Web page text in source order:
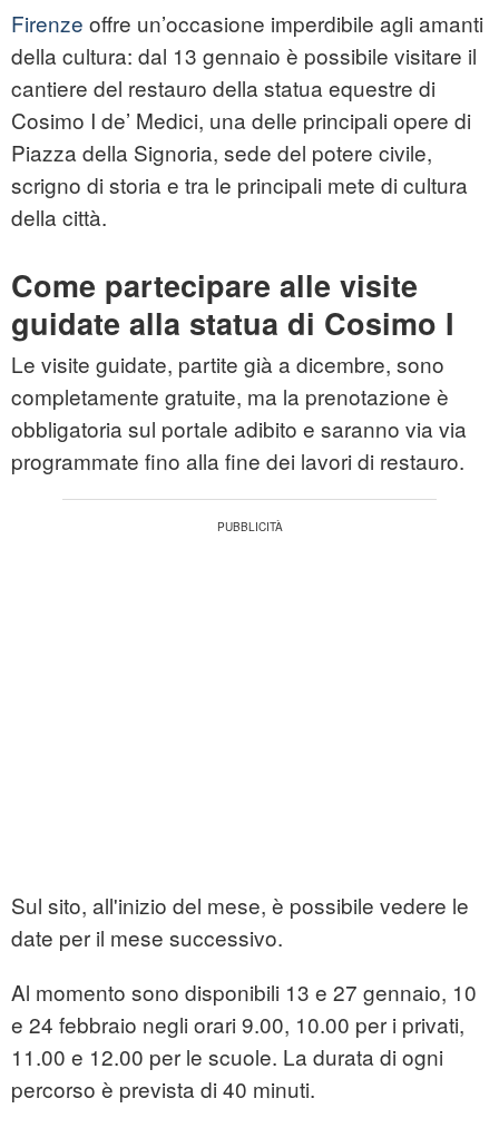
Firenze offre un’occasione imperdibile agli amanti
della cultura: dal 13 gennaio è possibile visitare il
cantiere del restauro della statua equestre di
Cosimo I de’ Medici, una delle principali opere di
Piazza della Signoria, sede del potere civile,
scrigno di storia e tra le principali mete di cultura
della città.
Come partecipare alle visite
guidate alla statua di Cosimo I
Le visite guidate, partite già a dicembre, sono
completamente gratuite, ma la prenotazione è
obbligatoria sul portale adibito e saranno via via
programmate fino alla fine dei lavori di restauro.
Sul sito, all'inizio del mese, è possibile vedere le
date per il mese successivo.
Al momento sono disponibili 13 e 27 gennaio, 10
e 24 febbraio negli orari 9.00, 10.00 per i privati,
11.00 e 12.00 per le scuole. La durata di ogni
percorso è prevista di 40 minuti.